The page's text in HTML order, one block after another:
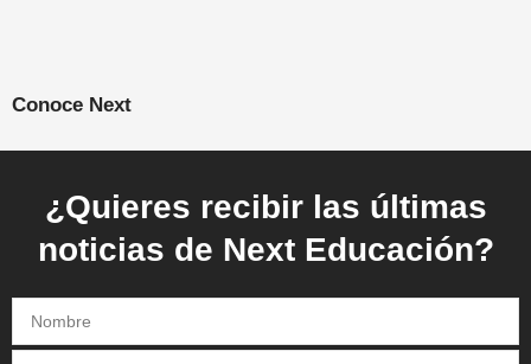
Conoce Next
¿Quieres recibir las últimas
noticias de Next Educación?